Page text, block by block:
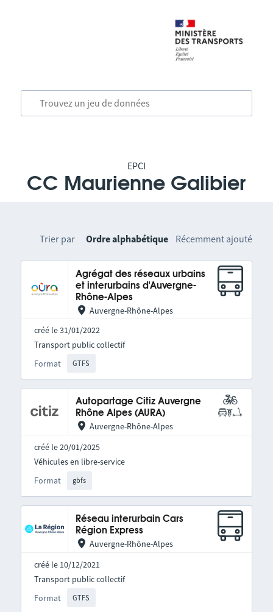
EPCI
CC Maurienne Galibier
Trier par Ordre alphabétique Récemment ajouté
Agrégat des réseaux urbains
et interurbains d'Auvergne-
Rhône-Alpes
Auvergne-Rhône-Alpes
créé le 31/01/2022
Format GTFS
Transport public collectif
Autopartage Citiz Auvergne
Rhône Alpes (AURA)
Auvergne-Rhône-Alpes
créé le 20/01/2025
Format gbfs
Véhicules en libre-service
Réseau interurbain Cars
Région Express
Auvergne-Rhône-Alpes
créé le 10/12/2021
Format GTFS
Transport public collectif